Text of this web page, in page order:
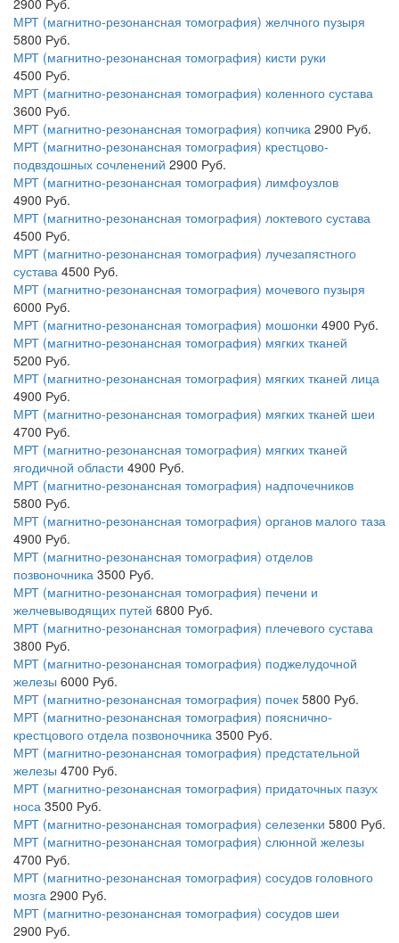
2900 Руб.
МРТ (магнитно-резонансная томография) желчного пузыря
5800 Руб.
МРТ (магнитно-резонансная томография) кисти руки
4500 Руб.
МРТ (магнитно-резонансная томография) коленного сустава
3600 Руб.
МРТ (магнитно-резонансная томография) копчика 2900 Руб.
МРТ (магнитно-резонансная томография) крестцово-
подвздошных сочленений 2900 Руб.
МРТ (магнитно-резонансная томография) лимфоузлов
4900 Руб.
МРТ (магнитно-резонансная томография) локтевого сустава
4500 Руб.
МРТ (магнитно-резонансная томография) лучезапястного
сустава 4500 Руб.
МРТ (магнитно-резонансная томография) мочевого пузыря
6000 Руб.
МРТ (магнитно-резонансная томография) мошонки 4900 Руб.
МРТ (магнитно-резонансная томография) мягких тканей
5200 Руб.
МРТ (магнитно-резонансная томография) мягких тканей лица
4900 Руб.
МРТ (магнитно-резонансная томография) мягких тканей шеи
4700 Руб.
МРТ (магнитно-резонансная томография) мягких тканей
ягодичной области 4900 Руб.
МРТ (магнитно-резонансная томография) надпочечников
5800 Руб.
МРТ (магнитно-резонансная томография) органов малого таза
4900 Руб.
МРТ (магнитно-резонансная томография) отделов
позвоночника 3500 Руб.
МРТ (магнитно-резонансная томография) печени и
желчевыводящих путей 6800 Руб.
МРТ (магнитно-резонансная томография) плечевого сустава
3800 Руб.
МРТ (магнитно-резонансная томография) поджелудочной
железы 6000 Руб.
МРТ (магнитно-резонансная томография) почек 5800 Руб.
МРТ (магнитно-резонансная томография) пояснично-
крестцового отдела позвоночника 3500 Руб.
МРТ (магнитно-резонансная томография) предстательной
железы 4700 Руб.
МРТ (магнитно-резонансная томография) придаточных пазух
носа 3500 Руб.
МРТ (магнитно-резонансная томография) селезенки 5800 Руб.
МРТ (магнитно-резонансная томография) слюнной железы
4700 Руб.
МРТ (магнитно-резонансная томография) сосудов головного
мозга 2900 Руб.
МРТ (магнитно-резонансная томография) сосудов шеи
2900 Руб.